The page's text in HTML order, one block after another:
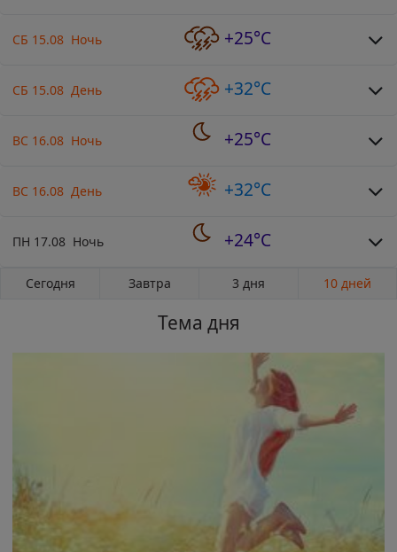
СБ 15.08 Ночь +25°C
СБ 15.08 День +32°C
ВС 16.08 Ночь +25°C
ВС 16.08 День +32°C
ПН 17.08 Ночь +24°C
Сегодня Завтра 3 дня 10 дней
Тема дня